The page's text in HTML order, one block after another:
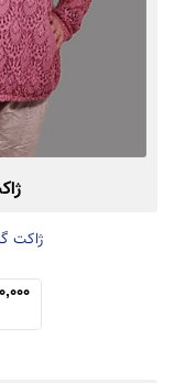
ژاکت